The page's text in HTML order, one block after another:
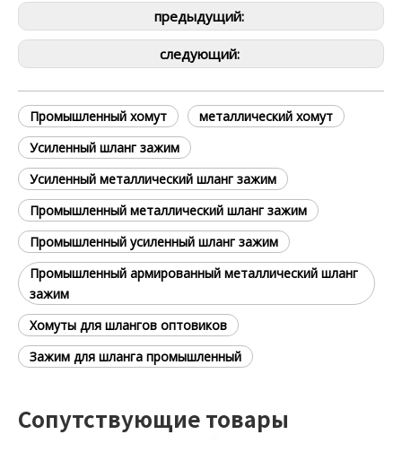
предыдущий:
следующий:
Промышленный хомут
металлический хомут
Усиленный шланг зажим
Усиленный металлический шланг зажим
Промышленный металлический шланг зажим
Промышленный усиленный шланг зажим
Промышленный армированный металлический шланг
зажим
Хомуты для шлангов оптовиков
Зажим для шланга промышленный
Сопутствующие товары